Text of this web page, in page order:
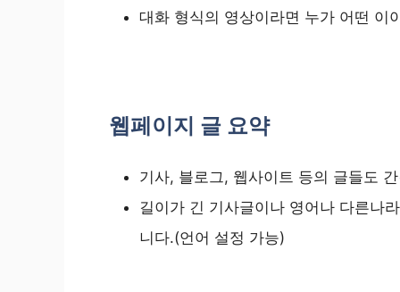
대화 형식의 영상이라면 누가 어떤 이
웹페이지 글 요약
기사, 블로그, 웹사이트 등의 글들도
길이가 긴 기사글이나 영어나 다른나
니다.(언어 설정 가능)